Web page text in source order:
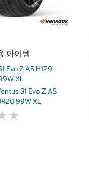
아이템
Evo Z AS H129
XL
S1 Evo Z AS
99W XL
★
★